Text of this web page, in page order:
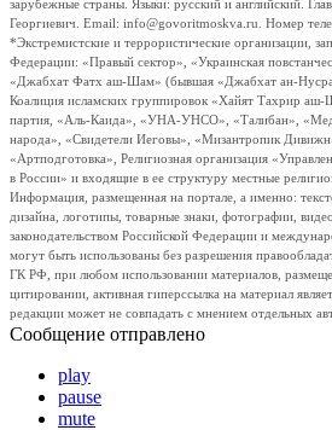
зарубежные страны. Языки: русский и английский.
Георгиевич. Email: info@govoritmoskva.ru. Номер
*Экстремистские и террористические организации,
Федерации: «Правый сектор», «Украинская
«Джабхат Фатх аш-Шам» (бывшая «Джабхат ан-
Коалиция исламских группировок «Хайят Тахрир
партия, «Аль-Каида», «УНА-УНСО», «Талибан»,
народа», «Свидетели Иеговы», «Мизантропик
«Артподготовка», Религиозная организация
в России» и входящие в ее структуру местные
Информация, размещенная на портале, а именно:
дизайна, логотипы, товарные знаки, фотографии,
законодательством Российской Федерации и
могут быть использованы без разрешения
ГК РФ, при любом использовании материалов,
цитировании, активная гиперссылка на материал
редакции может не совпадать с мнением отдельных
Сообщение отправлено
play
pause
mute